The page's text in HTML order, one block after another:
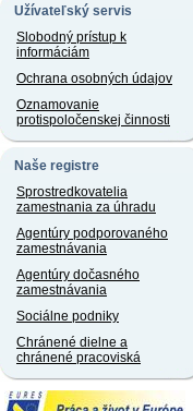
Užívateľský servis
Slobodný prístup k
informáciám
Ochrana osobných údajov
Oznamovanie
protispoločenskej činnosti
Naše registre
Sprostredkovatelia
zamestnania za úhradu
Agentúry podporovaného
zamestnávania
Agentúry dočasného
zamestnávania
Sociálne podniky
Chránené dielne a
chránené pracoviská